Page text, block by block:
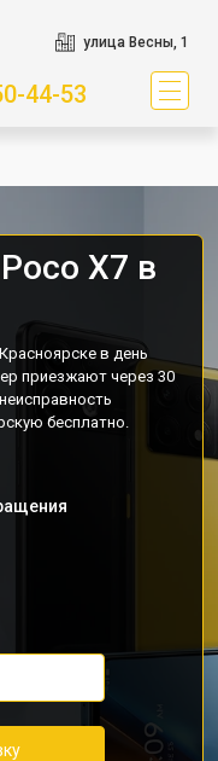
улица Весны, 1
44-53
X7 в
в день
приезжают через 30
бесплатно.